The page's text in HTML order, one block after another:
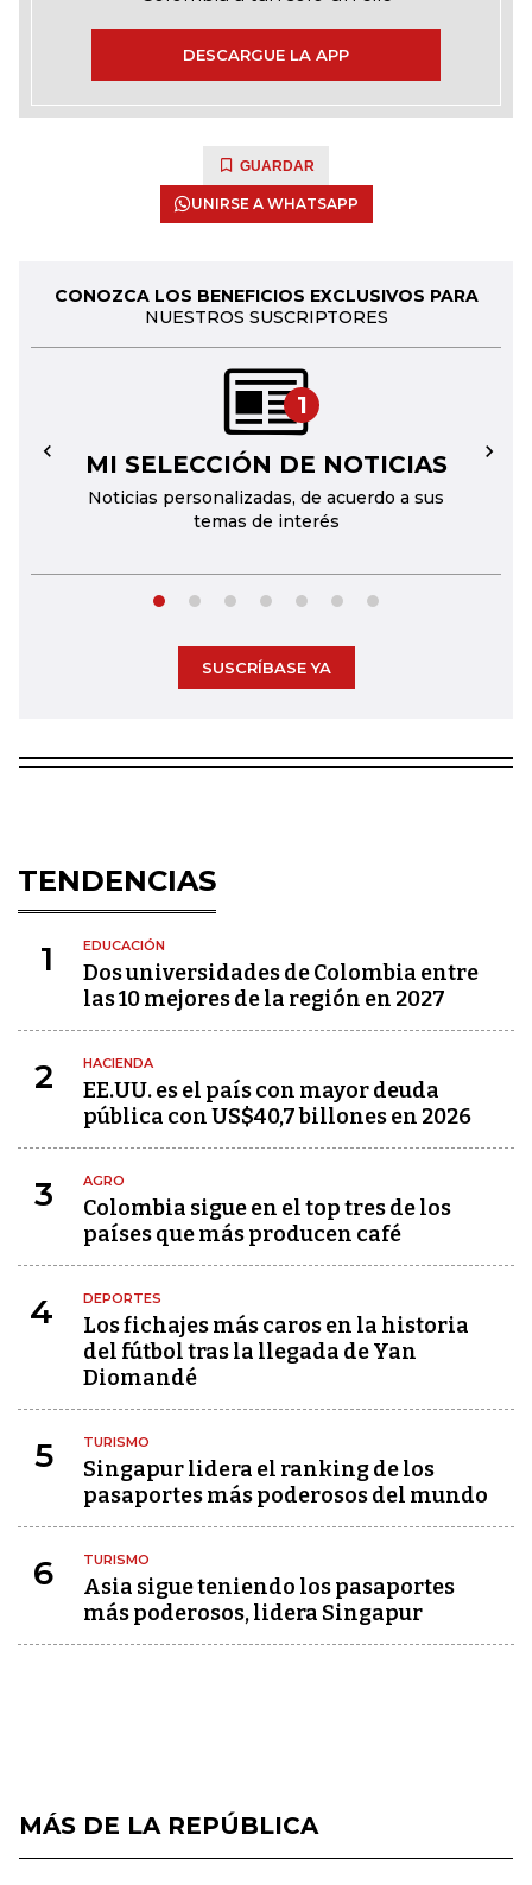
DESCARGUE LA APP
GUARDAR
UNIRSE A WHATSAPP
CONOZCA LOS BENEFICIOS EXCLUSIVOS PARA
NUESTROS SUSCRIPTORES
1
MI SELECCIÓN DE NOTICIAS
Noticias personalizadas, de acuerdo a sus
temas de interés
← →
SUSCRÍBASE YA
TENDENCIAS
1 EDUCACIÓN
Dos universidades de Colombia entre
las 10 mejores de la región en 2027
2 HACIENDA
EE.UU. es el país con mayor deuda
pública con US$40,7 billones en 2026
3 AGRO
Colombia sigue en el top tres de los
países que más producen café
4 DEPORTES
Los fichajes más caros en la historia
del fútbol tras la llegada de Yan
Diomandé
5 TURISMO
Singapur lidera el ranking de los
pasaportes más poderosos del mundo
6 TURISMO
Asia sigue teniendo los pasaportes
más poderosos, lidera Singapur
MÁS DE LA REPÚBLICA